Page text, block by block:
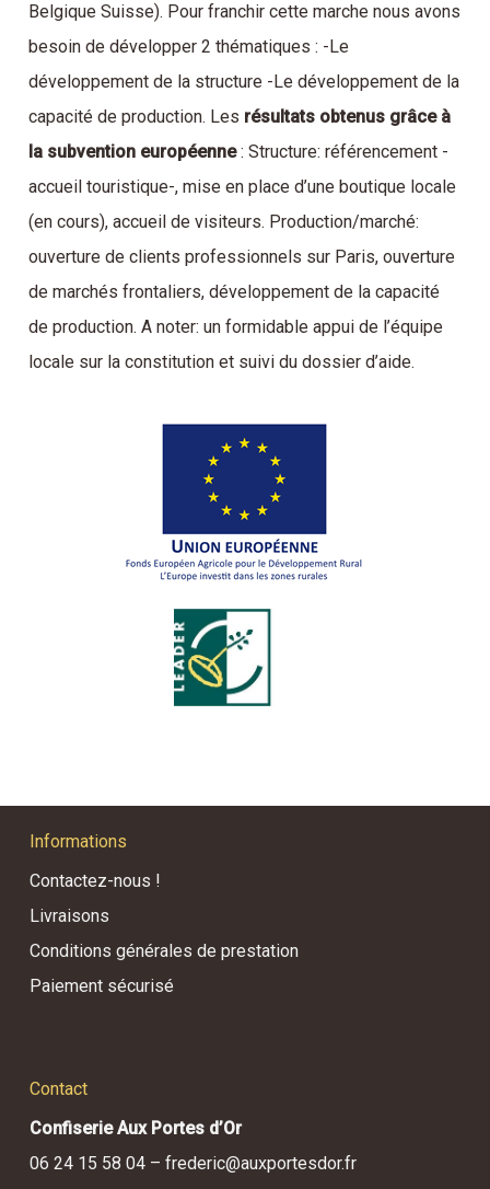
Belgique Suisse). Pour franchir cette marche nous avons
besoin de développer 2 thématiques : -Le
développement de la structure -Le développement de la
capacité de production. Les résultats obtenus grâce à
la subvention européenne: Structure: référencement -
accueil touristique-, mise en place d’une boutique locale
(en cours), accueil de visiteurs. Production/marché:
ouverture de clients professionnels sur Paris, ouverture
de marchés frontaliers, développement de la capacité
de production. A noter: un formidable appui de l’équipe
locale sur la constitution et suivi du dossier d’aide.
Informations
Contactez-nous !
Livraisons
Conditions générales de prestation
Paiement sécurisé
Contact
Confiserie Aux Portes d’Or
06 24 15 58 04 – frederic@auxportesdor.fr